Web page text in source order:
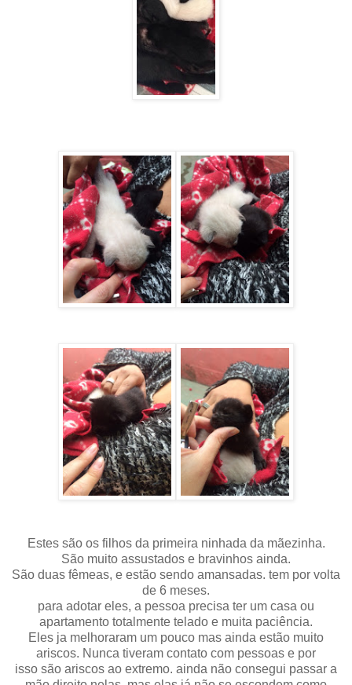
Estes são os filhos da primeira ninhada da mãezinha.
São muito assustados e bravinhos ainda.
São duas fêmeas, e estão sendo amansadas. tem por volta
de 6 meses.
para adotar eles, a pessoa precisa ter um casa ou
apartamento totalmente telado e muita paciência.
Eles ja melhoraram um pouco mas ainda estão muito
ariscos. Nunca tiveram contato com pessoas e por
isso são ariscos ao extremo. ainda não consegui passar a